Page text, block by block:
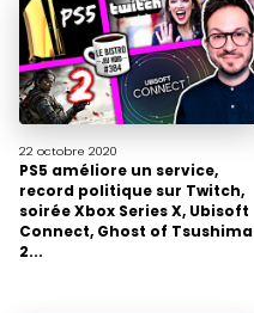
22 octobre 2020
PS5 améliore un service,
record politique sur Twitch,
soirée Xbox Series X, Ubisoft
Connect, Ghost of Tsushima
2...